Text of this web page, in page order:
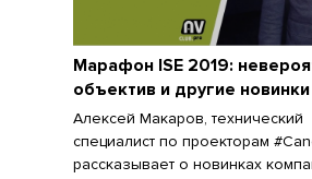
Марафон ISE 2019:
объектив и другие
Алексей Макаров, технический
специалист по проекторам
рассказывает о новинках